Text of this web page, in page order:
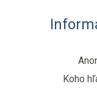
Koho